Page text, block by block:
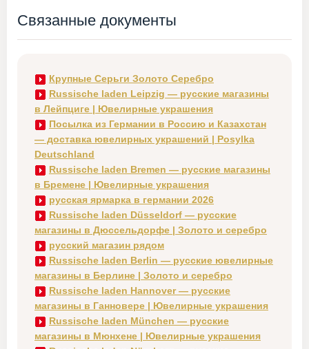
Связанные документы
Крупные Серьги Золото Серебро
Russische laden Leipzig — русские магазины
в Лейпциге | Ювелирные украшения
Посылка из Германии в Россию и Казахстан
— доставка ювелирных украшений | Posylka
Deutschland
Russische laden Bremen — русские магазины
в Бремене | Ювелирные украшения
русская ярмарка в германии 2026
Russische laden Düsseldorf — русские
магазины в Дюссельдорфе | Золото и серебро
русский магазин рядом
Russische laden Berlin — русские ювелирные
магазины в Берлине | Золото и серебро
Russische laden Hannover — русские
магазины в Ганновере | Ювелирные украшения
Russische laden München — русские
магазины в Мюнхене | Ювелирные украшения